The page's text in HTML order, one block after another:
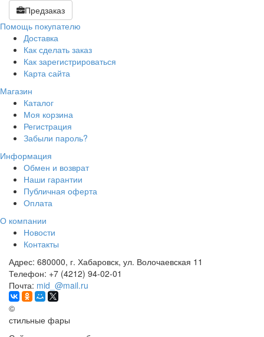
Предзаказ
Помощь покупателю
Доставка
Как сделать заказ
Как зарегистрироваться
Карта сайта
Магазин
Каталог
Моя корзина
Регистрация
Забыли пароль?
Информация
Обмен и возврат
Наши гарантии
Публичная оферта
Оплата
О компании
Новости
Контакты
Адрес: 680000, г. Хабаровск, ул. Волочаевская 11
Телефон: +7 (4212) 94-02-01
Почта: mid_@mail.ru
©
стильные фары